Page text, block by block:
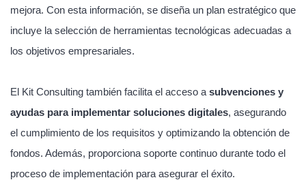
mejora. Con esta información, se diseña un plan estratégico que
incluye la selección de herramientas tecnológicas adecuadas a
los objetivos empresariales.
El Kit Consulting también facilita el acceso a subvenciones y
ayudas para implementar soluciones digitales, asegurando
el cumplimiento de los requisitos y optimizando la obtención de
fondos. Además, proporciona soporte continuo durante todo el
proceso de implementación para asegurar el éxito.